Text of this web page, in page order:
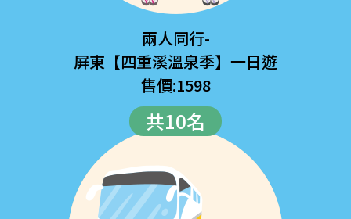
兩人同行-
屏東【四重溪溫泉季】一日遊
售價:1598
共10名